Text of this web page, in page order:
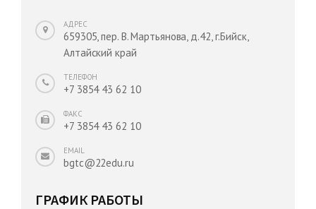
АДРЕС
659305, пер. В. Мартьянова, д.42, г.Бийск,
Алтайский край
ТЕЛЕФОН
+7 3854 43 62 10
ФАКС
+7 3854 43 62 10
EMAIL
bgtc@22edu.ru
ГРАФИК РАБОТЫ